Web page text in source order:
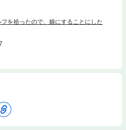
を拾ったので、娘にすることにした